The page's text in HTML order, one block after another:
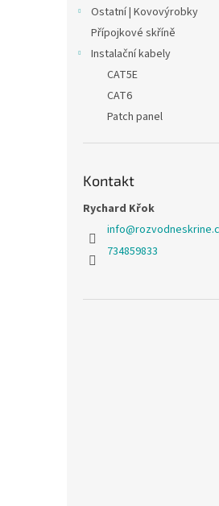
Ostatní | Kovovýrobky
Přípojkové skříně
Instalační kabely
CAT5E
CAT6
Patch panel
Kontakt
Rychard Křok
info@
734859833